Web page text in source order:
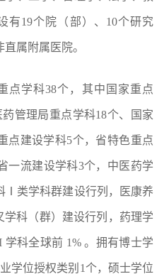
有19个院（部）、10个研究
属附属医院。
点学科38个，其中国家重点
管理局重点学科18个、国家
点建设学科5个，省特色重点
一流建设学科3个，中医药学
Ⅰ类学科群建设行列，医康养
学科（群）建设行列，药理学
科全球前 1% 。拥有博士学
学位授权类别1个，硕士学位